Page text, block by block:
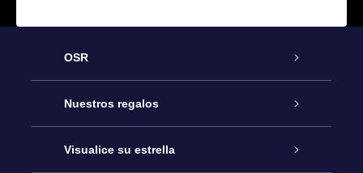
OSR
Atención
Contáctanos
Nuestros regalos
Regalo Estrella Online
Visualice su estrella